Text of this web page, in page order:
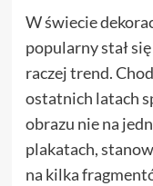
W świecie
popularny stał
raczej trend.
ostatnich latach
obrazu nie na
plakatach,
na kilka